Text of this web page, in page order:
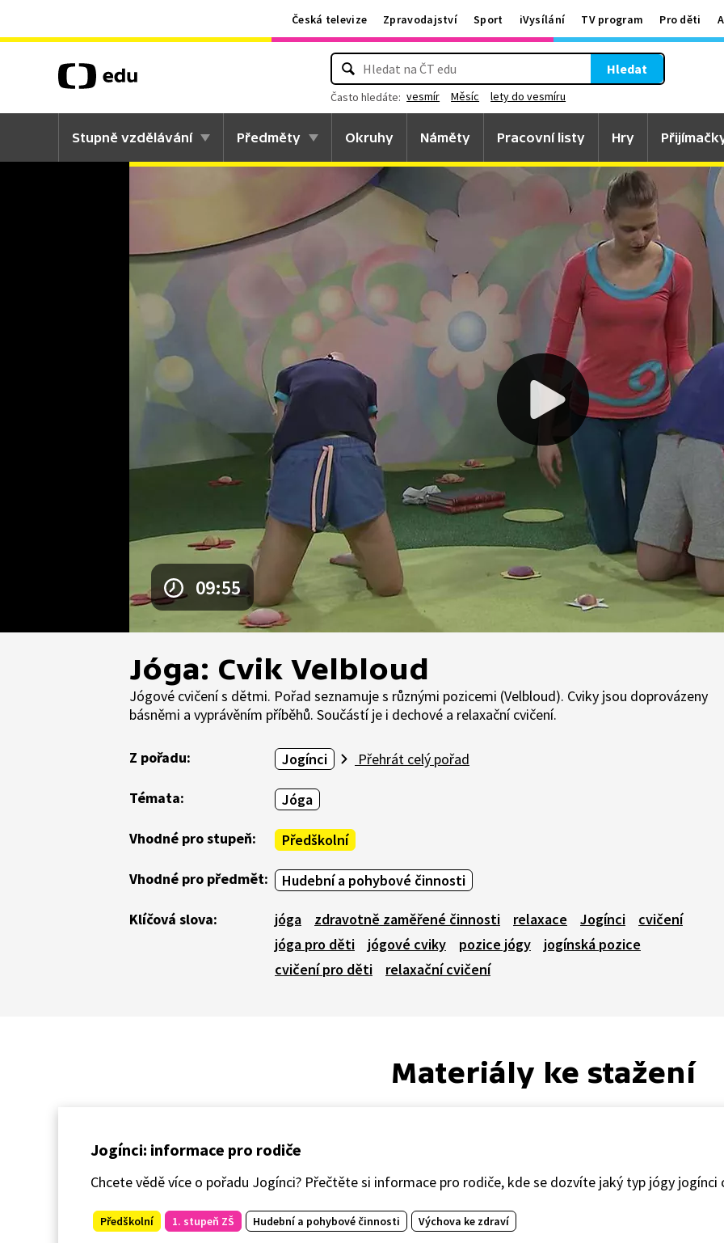
Česká televize Zpravodajství Sport iVysílání TV program Pro děti
Hledat
Často hledáte: vesmír Měsíc lety do vesmíru
Stupně vzdělávání Předměty Okruhy Náměty Pracovní listy Hry
09:55
Jóga: Cvik Velbloud
Jógové cvičení s dětmi. Pořad seznamuje s různými pozicemi (Velbloud). Cviky jsou doprovázeny
básněmi a vyprávěním příběhů. Součástí je i dechové a relaxační cvičení.
Z pořadu: Jogínci Přehrát celý pořad
Témata: Jóga
Vhodné pro stupeň: Předškolní
Vhodné pro předmět: Hudební a pohybové činnosti
Klíčová slova: jóga zdravotně zaměřené činnosti relaxace Jogínci
cvičení
jóga pro děti
jógové cviky pozice jógy
jogínská pozice
cvičení pro děti
relaxační cvičení
Materiály ke stažení
Jogínci: informace pro rodiče
Chcete vědě více o pořadu Jogínci? Přečtěte si informace pro rodiče, kde se dozvíte jaký typ jógy jogínci
Předškolní 1. stupeň ZŠ Hudební a pohybové činnosti Výchova ke zdraví